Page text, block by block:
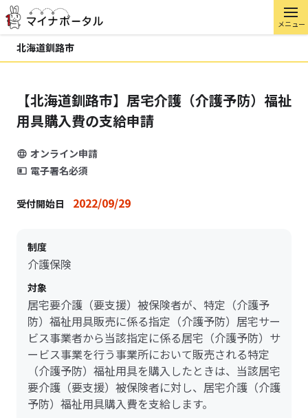
メニュー
北海道釧路市
【北海道釧路市】居宅介護（介護予防）福祉
用具購入費の支給申請
オンライン申請
電子署名必須
受付開始日 2022/09/29
制度
介護保険
対象
居宅要介護（要支援）被保険者が、特定（介護予
防）福祉用具販売に係る指定（介護予防）居宅サー
ビス事業者から当該指定に係る居宅（介護予防）サ
ービス事業を行う事業所において販売される特定
（介護予防）福祉用具を購入したときは、当該居宅
要介護（要支援）被保険者に対し、居宅介護（介護
予防）福祉用具購入費を支給します。